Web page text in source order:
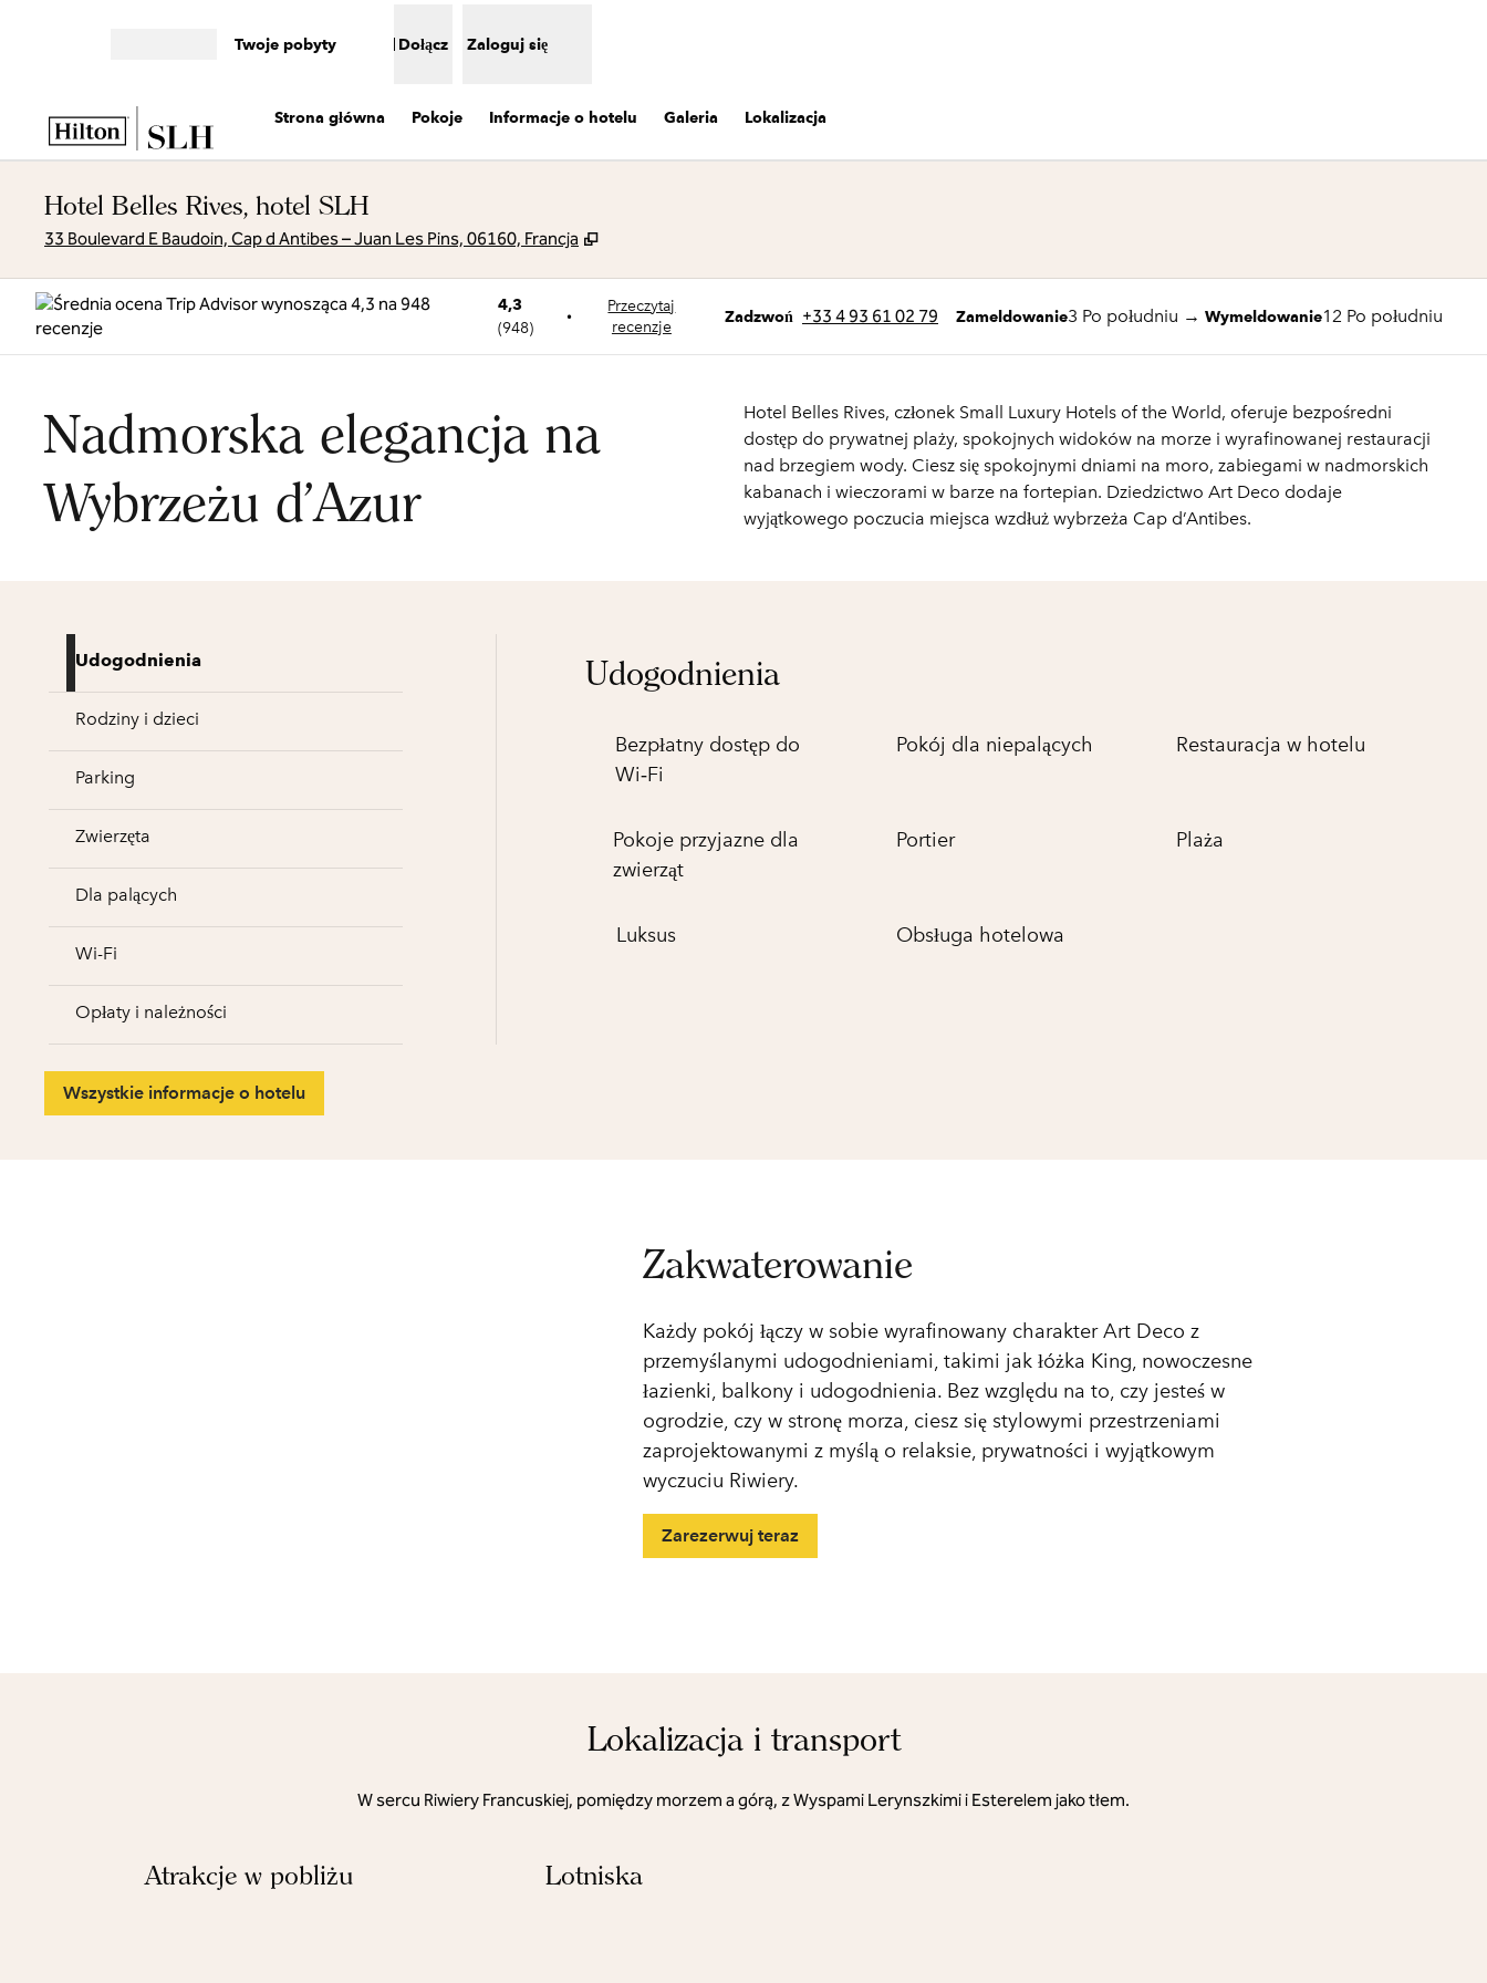
Twoje pobyty Dołącz Zaloguj się
Strona główna Pokoje Informacje o hotelu Galeria Lokalizacja
Hotel Belles Rives, hotel SLH
33 Boulevard E Baudoin, Cap d Antibes – Juan Les Pins, 06160, Francja ,
4,3
(948)
•
Przeczytaj
recenzje
Zadzwoń
Zadzwoń +33 4 93 61 02 79 Zameldowanie3 Po południu → Wymeldowanie12 Po południu
Nadmorska elegancja na
Wybrzeżu d’Azur
Hotel Belles Rives, członek Small Luxury Hotels of the World, oferuje bezpośredni
dostęp do prywatnej plaży, spokojnych widoków na morze i wyrafinowanej restauracji
nad brzegiem wody. Ciesz się spokojnymi dniami na moro, zabiegami w nadmorskich
kabanach i wieczorami w barze na fortepian. Dziedzictwo Art Deco dodaje
wyjątkowego poczucia miejsca wzdłuż wybrzeża Cap d’Antibes.
Udogodnienia
Rodziny i dzieci
Parking
Zwierzęta
Dla palących
Wi-Fi
Opłaty i należności
Udogodnienia
Bezpłatny dostęp do
Wi‑Fi
Pokój dla niepalących Restauracja w hotelu
Pokoje przyjazne dla
zwierząt
Portier Plaża
Luksus Obsługa hotelowa
Wszystkie informacje o hotelu
Zakwaterowanie
Każdy pokój łączy w sobie wyrafinowany charakter Art Deco z
przemyślanymi udogodnieniami, takimi jak łóżka King, nowoczesne
łazienki, balkony i udogodnienia. Bez względu na to, czy jesteś w
ogrodzie, czy w stronę morza, ciesz się stylowymi przestrzeniami
zaprojektowanymi z myślą o relaksie, prywatności i wyjątkowym
wyczuciu Riwiery.
Zarezerwuj teraz
Lokalizacja i transport
W sercu Riwiery Francuskiej, pomiędzy morzem a górą, z Wyspami Lerynszkimi i Esterelem jako tłem.
Atrakcje w pobliżu Lotniska